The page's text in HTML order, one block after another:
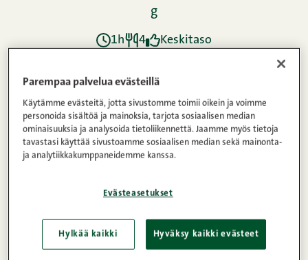
g
1h 4 Keskitaso
Ainekset
Ohje
Ravintosisältö
Parempaa palvelua evästeillä
Käytämme evästeitä, jotta sivustomme toimii oikein ja voimme
personoida sisältöä ja mainoksia, tarjota sosiaalisen median
ominaisuuksia ja analysoida tietoliikennettä. Jaamme myös tietoja
tavastasi käyttää sivustoamme sosiaalisen median sekä mainonta-
ja analytiikkakumppaneidemme kanssa.
Evästeasetukset
Hylkää kaikki Hyväksy kaikki evästeet